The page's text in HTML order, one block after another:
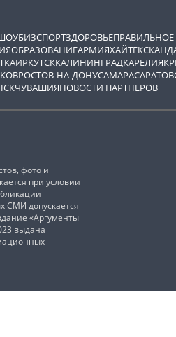
СПОРТЗДОРОВЬЕ
ОБРАЗОВАНИЕАРМИЯХАЙТЕК
ИРКУТСККАЛИНИНГРАДКАРЕЛИЯ
РОСТОВ-НА-ДОНУСАМАРАСАРАТОВ
ЧУВАШИЯНОВОСТИ ПАРТНЕРОВ
фото и
при условии
СМИ допускается
«Аргументы
выдана